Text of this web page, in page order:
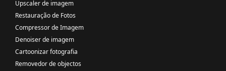
Upscaler de imagem
Restauração de Fotos
Compressor de Imagem
Denoiser de imagem
Cartoonizar fotografia
Removedor de objectos